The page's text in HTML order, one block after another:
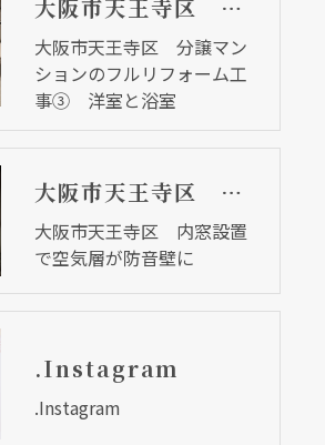
大阪市天王寺区 分譲マンションのフルリフォーム工事③ 洋室と浴室
大阪市天王寺区 分譲マン
ションのフルリフォーム工
事③ 洋室と浴室
大阪市天王寺区 内窓設置で空気層が防音壁に
大阪市天王寺区 内窓設置
で空気層が防音壁に
.Instagram
.Instagram